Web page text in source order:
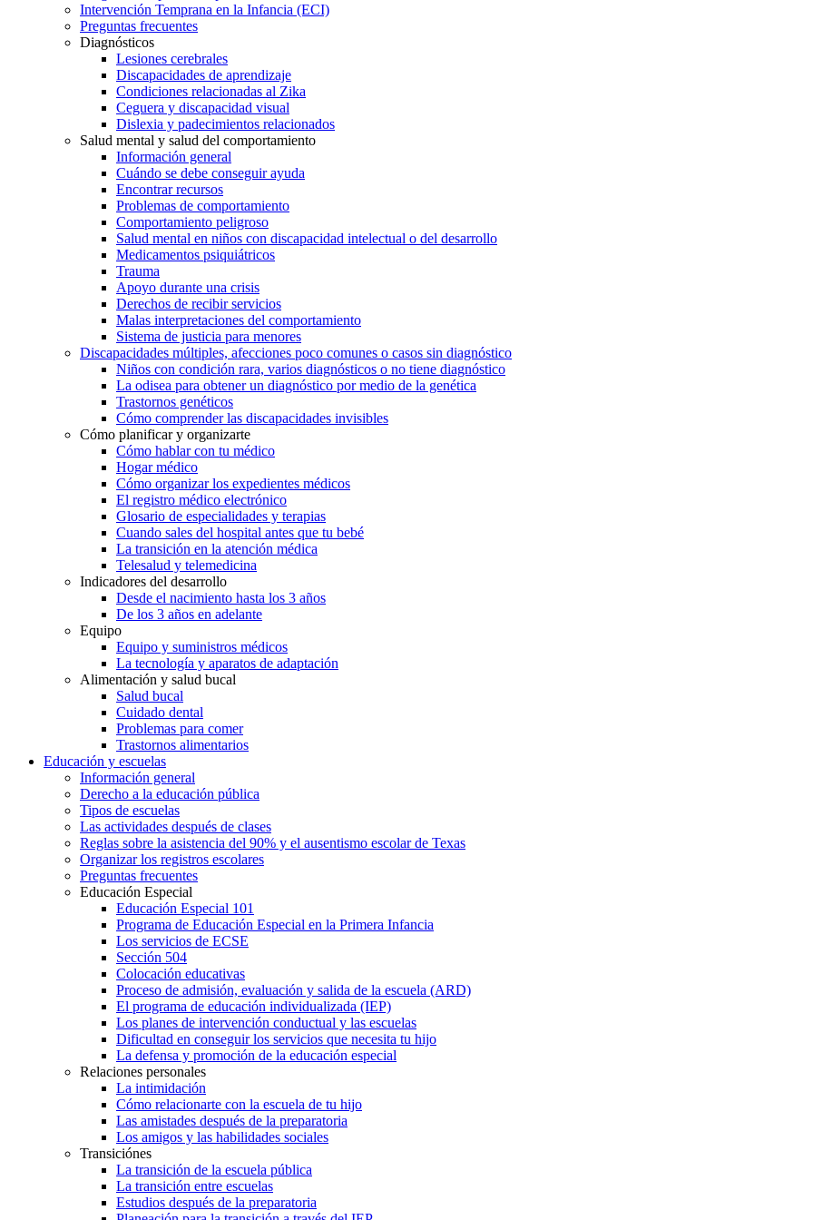
Intervención Temprana en la Infancia (ECI)
Preguntas frecuentes
Diagnósticos
Lesiones cerebrales
Discapacidades de aprendizaje
Condiciones relacionadas al Zika
Ceguera y discapacidad visual
Dislexia y padecimientos relacionados
Salud mental y salud del comportamiento
Información general
Cuándo se debe conseguir ayuda
Encontrar recursos
Problemas de comportamiento
Comportamiento peligroso
Salud mental en niños con discapacidad intelectual o del desarrollo
Medicamentos psiquiátricos
Trauma
Apoyo durante una crisis
Derechos de recibir servicios
Malas interpretaciones del comportamiento
Sistema de justicia para menores
Discapacidades múltiples, afecciones poco comunes o casos sin diagnóstico
Niños con condición rara, varios diagnósticos o no tiene diagnóstico
La odisea para obtener un diagnóstico por medio de la genética
Trastornos genéticos
Cómo comprender las discapacidades invisibles
Cómo planificar y organizarte
Cómo hablar con tu médico
Hogar médico
Cómo organizar los expedientes médicos
El registro médico electrónico
Glosario de especialidades y terapias
Cuando sales del hospital antes que tu bebé
La transición en la atención médica
Telesalud y telemedicina
Indicadores del desarrollo
Desde el nacimiento hasta los 3 años
De los 3 años en adelante
Equipo
Equipo y suministros médicos
La tecnología y aparatos de adaptación
Alimentación y salud bucal
Salud bucal
Cuidado dental
Problemas para comer
Trastornos alimentarios
Educación y escuelas
Información general
Derecho a la educación pública
Tipos de escuelas
Las actividades después de clases
Reglas sobre la asistencia del 90% y el ausentismo escolar de Texas
Organizar los registros escolares
Preguntas frecuentes
Educación Especial
Educación Especial 101
Programa de Educación Especial en la Primera Infancia
Los servicios de ECSE
Sección 504
Colocación educativas
Proceso de admisión, evaluación y salida de la escuela (ARD)
El programa de educación individualizada (IEP)
Los planes de intervención conductual y las escuelas
Dificultad en conseguir los servicios que necesita tu hijo
La defensa y promoción de la educación especial
Relaciones personales
La intimidación
Cómo relacionarte con la escuela de tu hijo
Las amistades después de la preparatoria
Los amigos y las habilidades sociales
Transiciónes
La transición de la escuela pública
La transición entre escuelas
Estudios después de la preparatoria